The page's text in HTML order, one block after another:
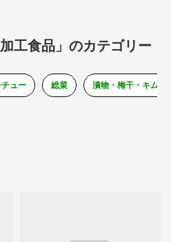
工食品」のカテゴリー
ュー 総菜 漬物・梅干・キムチ